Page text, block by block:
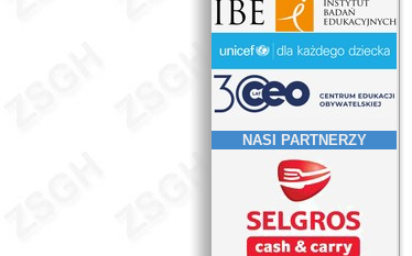
NASI PARTNERZY